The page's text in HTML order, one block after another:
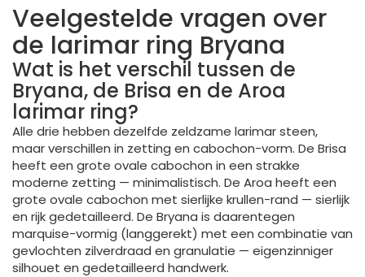
Veelgestelde vragen over
de larimar ring Bryana
Wat is het verschil tussen de
Bryana, de Brisa en de Aroa
larimar ring?
Alle drie hebben dezelfde zeldzame larimar steen,
maar verschillen in zetting en cabochon-vorm. De Brisa
heeft een grote ovale cabochon in een strakke
moderne zetting — minimalistisch. De Aroa heeft een
grote ovale cabochon met sierlijke krullen-rand — sierlijk
en rijk gedetailleerd. De Bryana is daarentegen
marquise-vormig (langgerekt) met een combinatie van
gevlochten zilverdraad en granulatie — eigenzinniger
silhouet en gedetailleerd handwerk.